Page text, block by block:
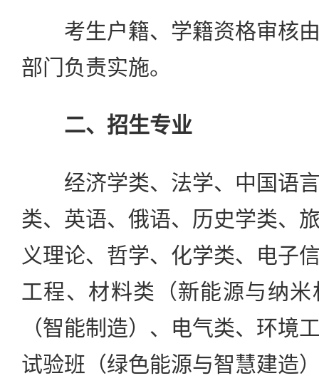
考生户籍、学籍资格审核由
部门负责实施。
二、招生专业
经济学类、法学、中国语言
类、英语、俄语、历史学类、
义理论、哲学、化学类、电子
工程、材料类（新能源与纳
（智能制造）、电气类、环境
试验班（绿色能源与智慧建造